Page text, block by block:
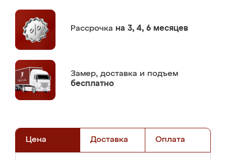
Рассрочка на 3, 4, 6 месяцев
Замер, доставка и подъем
бесплатно
Цена Доставка Оплата